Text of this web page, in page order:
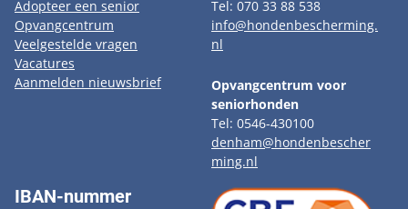
Adopteer een senior
Opvangcentrum
Veelgestelde vragen
Vacatures
Aanmelden nieuwsbrief
Tel: 070 33 88 538
info@hondenbescherming.
nl
Opvangcentrum voor
seniorhonden
Tel: 0546-430100
denham@hondenbescher
ming.nl
IBAN-nummer